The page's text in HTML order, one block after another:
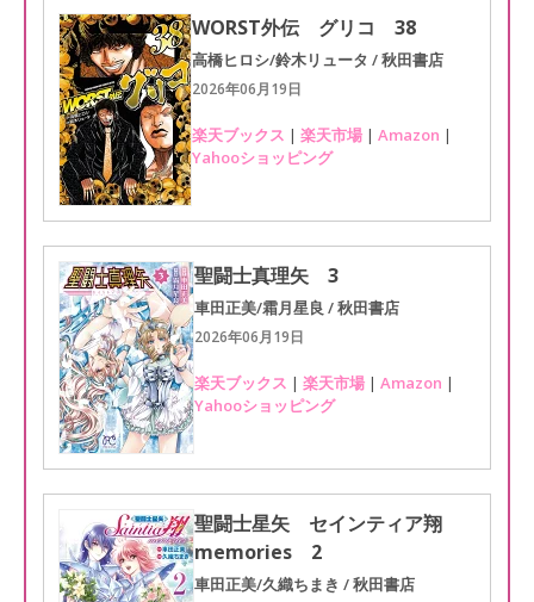
WORST外伝 グリコ 38
高橋ヒロシ/鈴木リュータ / 秋田書店
2026年06月19日
楽天ブックス | 楽天市場 | Amazon |
Yahooショッピング
聖闘士真理矢 3
車田正美/霜月星良 / 秋田書店
2026年06月19日
楽天ブックス | 楽天市場 | Amazon |
Yahooショッピング
聖闘士星矢 セインティア翔
memories 2
車田正美/久織ちまき / 秋田書店